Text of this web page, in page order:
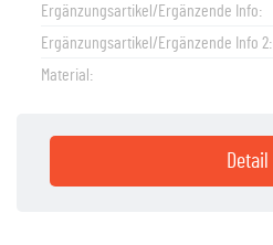
Ergänzungsartikel/Ergänzende Info:
Ergänzungsartikel/Ergänzende Info 2:
Material:
Detail